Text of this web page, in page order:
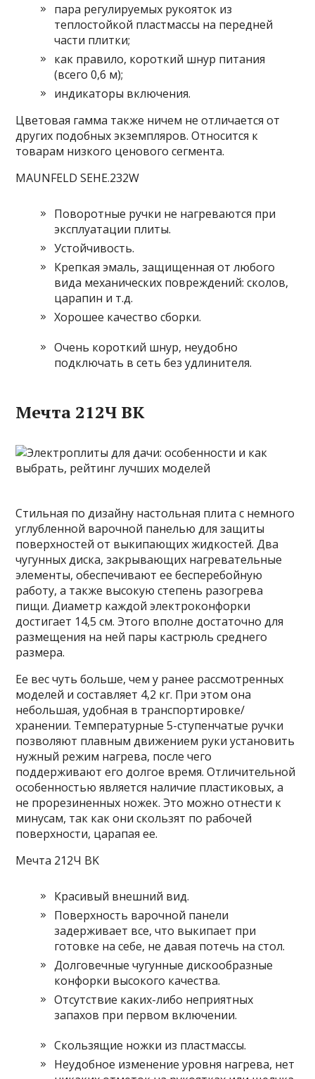
пара регулируемых рукояток из
теплостойкой пластмассы на передней
части плитки;
как правило, короткий шнур питания
(всего 0,6 м);
индикаторы включения.
Цветовая гамма также ничем не отличается от
других подобных экземпляров. Относится к
товарам низкого ценового сегмента.
MAUNFELD SEHE.232W
Поворотные ручки не нагреваются при
эксплуатации плиты.
Устойчивость.
Крепкая эмаль, защищенная от любого
вида механических повреждений: сколов,
царапин и т.д.
Хорошее качество сборки.
Очень короткий шнур, неудобно
подключать в сеть без удлинителя.
Мечта 212Ч BK
Стильная по дизайну настольная плита с немного
углубленной варочной панелью для защиты
поверхностей от выкипающих жидкостей. Два
чугунных диска, закрывающих нагревательные
элементы, обеспечивают ее бесперебойную
работу, а также высокую степень разогрева
пищи. Диаметр каждой электроконфорки
достигает 14,5 см. Этого вполне достаточно для
размещения на ней пары кастрюль среднего
размера.
Ее вес чуть больше, чем у ранее рассмотренных
моделей и составляет 4,2 кг. При этом она
небольшая, удобная в транспортировке/
хранении. Температурные 5-ступенчатые ручки
позволяют плавным движением руки установить
нужный режим нагрева, после чего
поддерживают его долгое время. Отличительной
особенностью является наличие пластиковых, а
не прорезиненных ножек. Это можно отнести к
минусам, так как они скользят по рабочей
поверхности, царапая ее.
Мечта 212Ч BK
Красивый внешний вид.
Поверхность варочной панели
задерживает все, что выкипает при
готовке на себе, не давая потечь на стол.
Долговечные чугунные дискообразные
конфорки высокого качества.
Отсутствие каких-либо неприятных
запахов при первом включении.
Скользящие ножки из пластмассы.
Неудобное изменение уровня нагрева, нет